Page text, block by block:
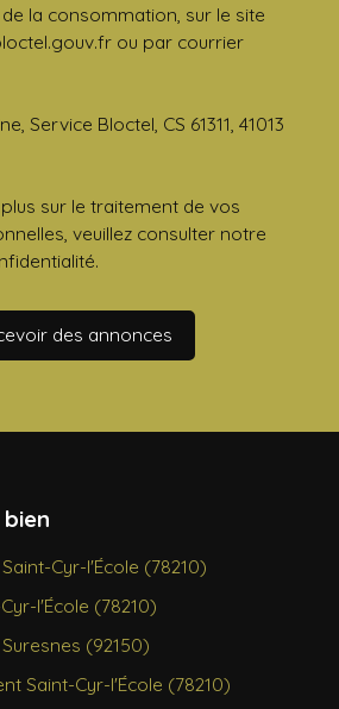
de la consommation, sur le site
ou par courrier
Service Bloctel, CS 61311, 41013
sur le traitement de vos
veuillez consulter notre
.
des annonces
Cyr-l'École (78210)
l'École (78210)
(92150)
Saint-Cyr-l'École (78210)